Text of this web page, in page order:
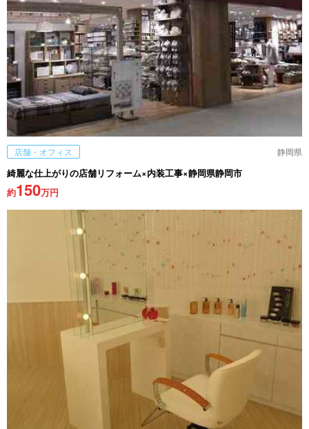
店舗・オフィス 静岡県
綺麗な仕上がりの店舗リフォーム×内装工事×静岡県静岡市
約150万円